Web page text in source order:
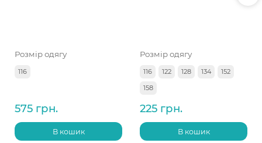
Розмір одягу
116
575 грн.
В кошик
Розмір одягу
116 122 128 134
152
158
225 грн.
В кошик